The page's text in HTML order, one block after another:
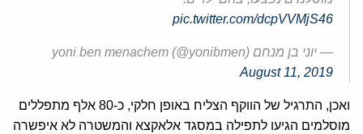
pic.twitter.com/dcpVVMjS46
— יוני בן מנחם yoni ben menachem (@yonibmen)
August 11, 2019
ואכן, התרגיל של הווקף הצליח באופן חלקי, כ-80 אלף מתפללים
מוסלמים הגיעו לתפילה במסגד אלאקצא והמשטרה לא איפשרה